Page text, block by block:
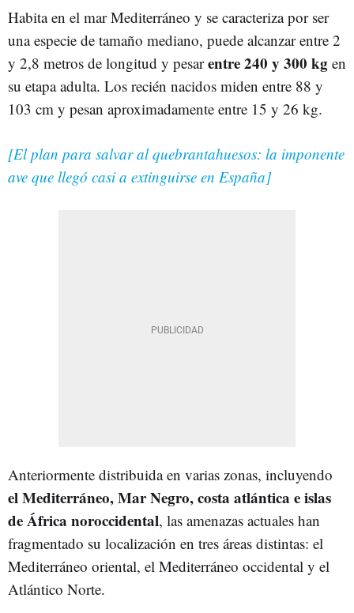
Habita en el mar Mediterráneo y se caracteriza por ser
una especie de tamaño mediano, puede alcanzar entre 2
y 2,8 metros de longitud y pesarentre 240 y 300 kg en
su etapa adulta. Los recién nacidos miden entre 88 y
103 cm y pesan aproximadamente entre 15 y 26 kg.
[El plan para salvar al quebrantahuesos: la imponente
ave que llegó casi a extinguirse en España]
Anteriormente distribuida en varias zonas, incluyendo
el Mediterráneo, Mar Negro, costa atlántica e islas
de África noroccidental, las amenazas actuales han
fragmentado su localización en tres áreas distintas: el
Mediterráneo oriental, el Mediterráneo occidental y el
Atlántico Norte.